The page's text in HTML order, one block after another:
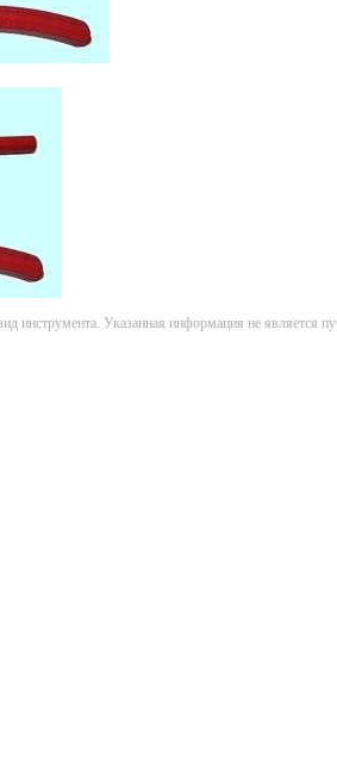
инструмента. Указанная информация не является